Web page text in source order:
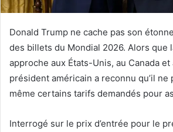
Donald Trump ne cache pas son
des billets du Mondial 2026. Alors que
approche aux États-Unis, au Canada
président américain a reconnu qu’il ne
même certains tarifs demandés pour
Interrogé sur le prix d’entrée pour le